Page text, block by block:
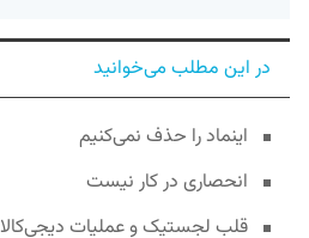
در این مطلب می‌خوانید
اینماد را حذف نمی‌کنیم
انحصاری در کار نیست
قلب لجستیک و عملیات دیجی‌کالا